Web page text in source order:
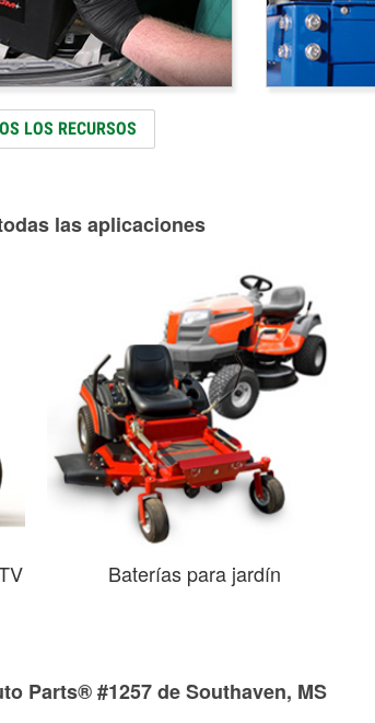
LOS RECURSOS
las aplicaciones
Baterías para jardín
Parts® #1257 de Southaven, MS